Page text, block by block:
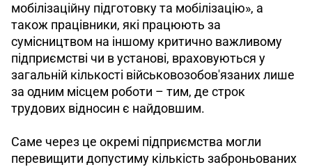
мобілізаційну підготовку та мобілізацію», а
також працівники, які працюють за
сумісництвом на іншому критично важливому
підприємстві чи в установі, враховуються у
загальній кількості військовозобов'язаних лише
за одним місцем роботи – тим, де строк
трудових відносин є найдовшим.
Саме через це окремі підприємства могли
перевищити допустиму кількість заброньованих